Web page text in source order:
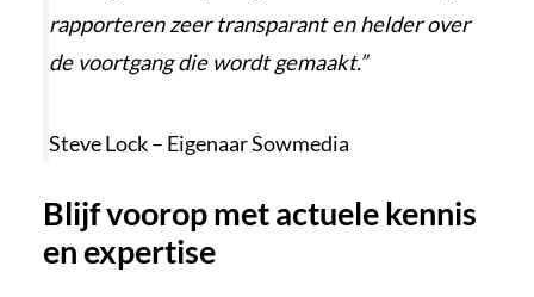
rapporteren zeer transparant en helder over
de voortgang die wordt gemaakt.”
Steve Lock – Eigenaar Sowmedia
Blijf voorop met actuele kennis
en expertise